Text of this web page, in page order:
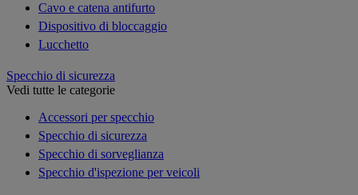
Cavo e catena antifurto
Dispositivo di bloccaggio
Lucchetto
Specchio di sicurezza
Vedi tutte le categorie
Accessori per specchio
Specchio di sicurezza
Specchio di sorveglianza
Specchio d'ispezione per veicoli